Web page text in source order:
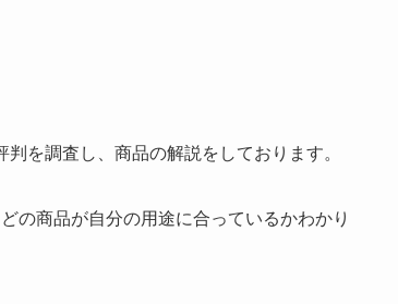
を調査し、商品の解説をしております。
の商品が自分の用途に合っているかわかり